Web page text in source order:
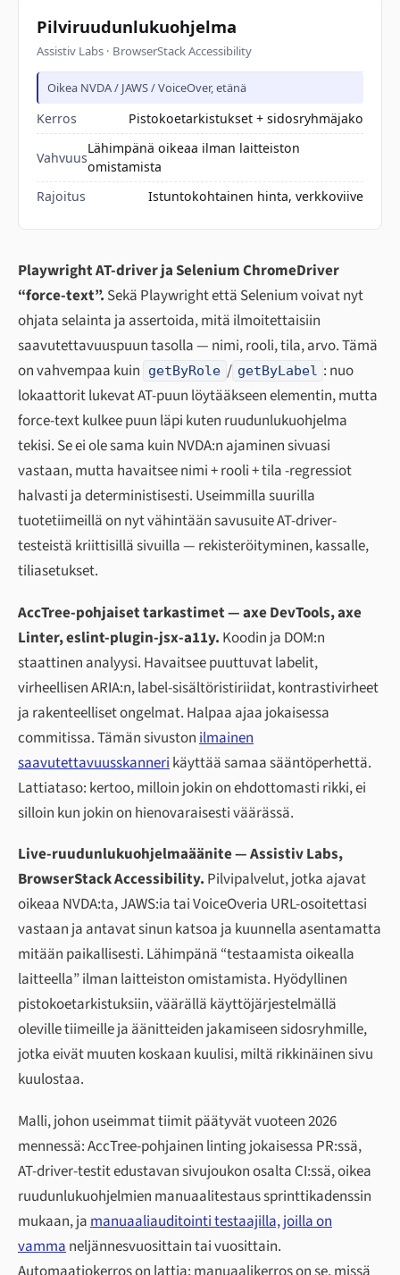
Pilviruudunlukuohjelma
Assistiv Labs · BrowserStack Accessibility
Oikea NVDA / JAWS / VoiceOver, etänä
Kerros Pistokoetarkistukset + sidosryhmäjako
Vahvuus
Lähimpänä oikeaa ilman laitteiston
omistamista
Rajoitus
Istuntokohtainen hinta, verkkoviive
Playwright AT-driver ja Selenium ChromeDriver
“force-text”. Sekä Playwright että Selenium voivat nyt
ohjata selainta ja assertoida, mitä ilmoitettaisiin
saavutettavuuspuun tasolla — nimi, rooli, tila, arvo. Tämä
on vahvempaa kuin
getByRole / getByLabel : nuo
lokaattorit lukevat AT-puun löytääkseen elementin, mutta
force-text kulkee puun läpi kuten ruudunlukuohjelma
tekisi. Se ei ole sama kuin NVDA:n ajaminen sivuasi
vastaan, mutta havaitsee nimi + rooli + tila -regressiot
halvasti ja deterministisesti. Useimmilla suurilla
tuotetiimeillä on nyt vähintään savusuite AT-driver-
testeistä kriittisillä sivuilla — rekisteröityminen, kassalle,
tiliasetukset.
AccTree-pohjaiset tarkastimet — axe DevTools, axe
Linter, eslint-plugin-jsx-a11y. Koodin ja DOM:n
staattinen analyysi. Havaitsee puuttuvat labelit,
virheellisen ARIA:n, label-sisältöristiriidat, kontrastivirheet
ja rakenteelliset ongelmat. Halpaa ajaa jokaisessa
commitissa. Tämän sivuston ilmainen
saavutettavuusskanneri käyttää samaa sääntöperhettä.
Lattiataso: kertoo, milloin jokin on ehdottomasti rikki, ei
silloin kun jokin on hienovaraisesti väärässä.
Live-ruudunlukuohjelmaäänite — Assistiv Labs,
BrowserStack Accessibility. Pilvipalvelut, jotka ajavat
oikeaa NVDA:ta, JAWS:ia tai VoiceOveria URL-osoitettasi
vastaan ja antavat sinun katsoa ja kuunnella asentamatta
mitään paikallisesti. Lähimpänä “testaamista oikealla
laitteella” ilman laitteiston omistamista. Hyödyllinen
pistokoetarkistuksiin, väärällä käyttöjärjestelmällä
oleville tiimeille ja äänitteiden jakamiseen sidosryhmille,
jotka eivät muuten koskaan kuulisi, miltä rikkinäinen sivu
kuulostaa.
Malli, johon useimmat tiimit päätyvät vuoteen 2026
mennessä: AccTree-pohjainen linting jokaisessa PR:ssä,
AT-driver-testit edustavan sivujoukon osalta CI:ssä, oikea
ruudunlukuohjelmien manuaalitestaus sprinttikadenssin
mukaan, jamanuaaliauditointi testaajilla, joilla on
vammaneljännesvuosittain tai vuosittain.